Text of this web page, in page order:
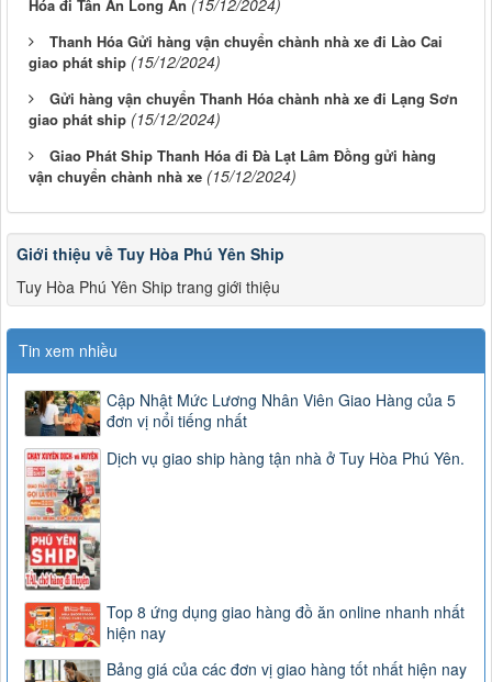
Hóa đi Tân An Long An (15/12/2024)
Thanh Hóa Gửi hàng vận chuyển chành nhà xe đi Lào Cai
giao phát ship (15/12/2024)
Gửi hàng vận chuyển Thanh Hóa chành nhà xe đi Lạng Sơn
giao phát ship (15/12/2024)
Giao Phát Ship Thanh Hóa đi Đà Lạt Lâm Đồng gửi hàng
vận chuyển chành nhà xe (15/12/2024)
Giới thiệu về Tuy Hòa Phú Yên Ship
Tuy Hòa Phú Yên Ship trang giới thiệu
Tin xem nhiều
Cập Nhật Mức Lương Nhân Viên Giao Hàng của 5
đơn vị nổi tiếng nhất
Dịch vụ giao ship hàng tận nhà ở Tuy Hòa Phú Yên.
Top 8 ứng dụng giao hàng đồ ăn online nhanh nhất
hiện nay
Bảng giá của các đơn vị giao hàng tốt nhất hiện nay